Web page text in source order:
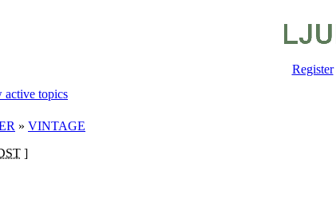
Register
active topics
» VINTAGE
]